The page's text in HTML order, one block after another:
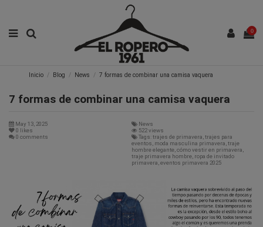
0
Inicio Blog News 7 formas de combinar una camisa vaquera
7 formas de combinar una camisa vaquera
May 13, 2025
News
0 likes
522 views
0 comments
Tags: trajes de primavera, trajes para
eventos, moda masculina primavera, traje
hombre elegante, cómo vestir en primavera,
traje primavera hombre, ropa de invitado
primavera, eventos primavera 2025